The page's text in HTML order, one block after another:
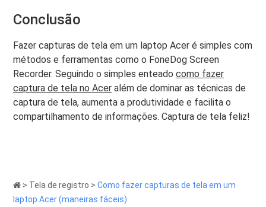
Conclusão
Fazer capturas de tela em um laptop Acer é simples com
métodos e ferramentas como o FoneDog Screen
Recorder. Seguindo o simples enteadocomo fazer
captura de tela no Acer além de dominar as técnicas de
captura de tela, aumenta a produtividade e facilita o
compartilhamento de informações. Captura de tela feliz!
> Tela de registro >Como fazer capturas de tela em um
laptop Acer (maneiras fáceis)